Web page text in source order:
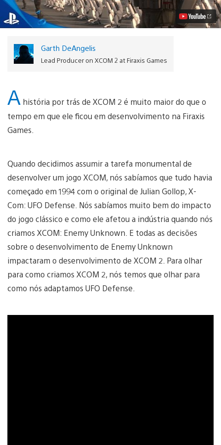
ao
PS4
Vídeo
Garth DeAngelis
Lead Producer on XCOM 2 at Firaxis Games
A história por trás de XCOM 2 é muito maior do que o
tempo em que ele ficou em desenvolvimento na Firaxis
Games.
Quando decidimos assumir a tarefa monumental de
desenvolver um jogo XCOM, nós sabíamos que tudo havia
começado em 1994 com o original de Julian Gollop, X-
Com: UFO Defense. Nós sabíamos muito bem do impacto
do jogo clássico e como ele afetou a indústria quando nós
criamos XCOM: Enemy Unknown. E todas as decisões
sobre o desenvolvimento de Enemy Unknown
impactaram o desenvolvimento de XCOM 2. Para olhar
para como criamos XCOM 2, nós temos que olhar para
como nós adaptamos UFO Defense.